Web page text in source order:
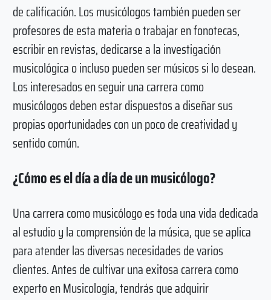
de calificación. Los musicólogos también pueden ser
profesores de esta materia o trabajar en fonotecas,
escribir en revistas, dedicarse a la investigación
musicológica o incluso pueden ser músicos si lo desean.
Los interesados ​​en seguir una carrera como
musicólogos deben estar dispuestos a diseñar sus
propias oportunidades con un poco de creatividad y
sentido común.
¿Cómo es el día a día de un musicólogo?
Una carrera como musicólogo es toda una vida dedicada
al estudio y la comprensión de la música, que se aplica
para atender las diversas necesidades de varios
clientes. Antes de cultivar una exitosa carrera como
experto en Musicología, tendrás que adquirir